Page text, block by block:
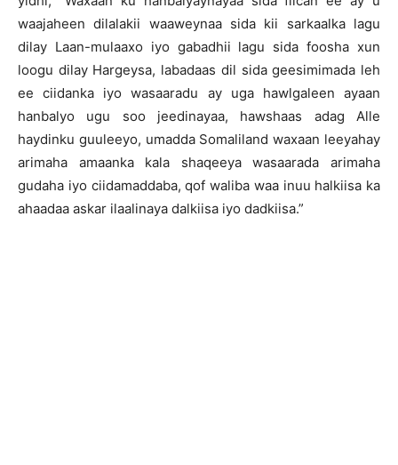
waajaheen dilalakii waaweynaa sida kii sarkaalka lagu
dilay Laan-mulaaxo iyo gabadhii lagu sida foosha xun
loogu dilay Hargeysa, labadaas dil sida geesimimada leh
ee ciidanka iyo wasaaradu ay uga hawlgaleen ayaan
hanbalyo ugu soo jeedinayaa, hawshaas adag Alle
haydinku guuleeyo, umadda Somaliland waxaan leeyahay
arimaha amaanka kala shaqeeya wasaarada arimaha
gudaha iyo ciidamaddaba, qof waliba waa inuu halkiisa ka
ahaadaa askar ilaalinaya dalkiisa iyo dadkiisa.”